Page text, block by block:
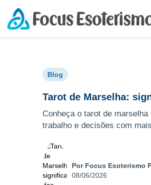
Blog
Tarot de Marselha:
Conheça o tarot de
trabalho e decisões com
Por Focus Esoterismo
08/06/2026